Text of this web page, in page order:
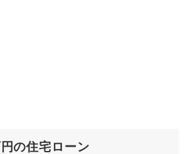
の住宅ローン